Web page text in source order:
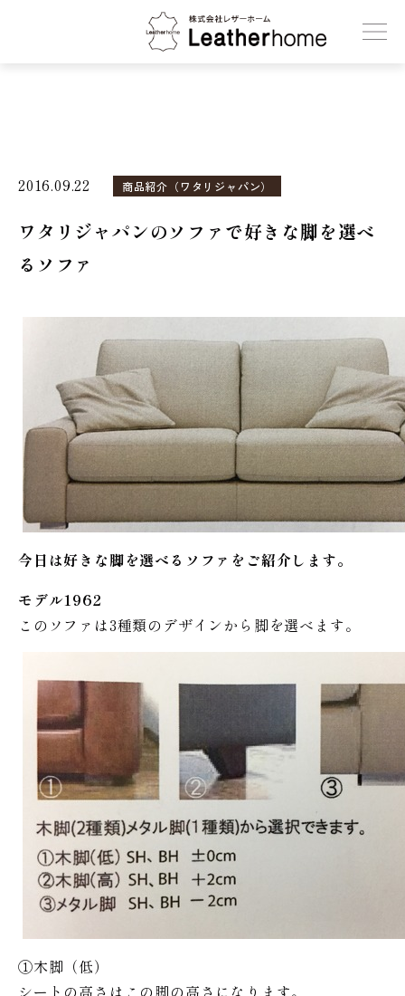
株式会社レザーホーム
2016.09.22 商品紹介（ワタリジャパン）
ワタリジャパンのソファで好きな脚を選べ
るソファ
今日は好きな脚を選べるソファをご紹介します。
モデル1962
このソファは3種類のデザインから脚を選べます。
①木脚（低）
シートの高さはこの脚の高さになります。